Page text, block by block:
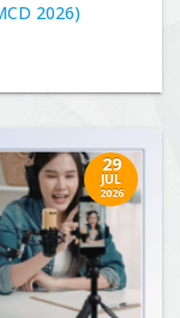
2026)
29
JUL
2026